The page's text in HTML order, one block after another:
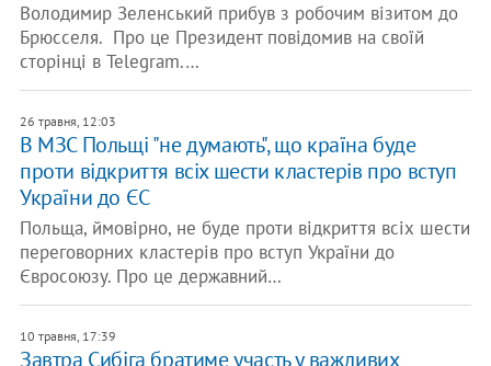
Володимир Зеленський прибув з робочим візитом до
Брюсселя. Про це Президент повідомив на своїй
сторінці в Telegram.…
26 травня, 12:03
В МЗС Польщі "не думають", що країна буде
проти відкриття всіх шести кластерів про вступ
України до ЄС
Польща, ймовірно, не буде проти відкриття всіх шести
переговорних кластерів про вступ України до
Євросоюзу. Про це державний…
10 травня, 17:39
Завтра Сибіга братиме участь у важливих